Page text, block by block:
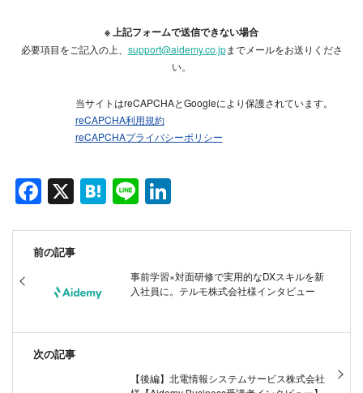
※ 上記フォームで送信できない場合
必要項目をご記入の上、 support@aidemy.co.jpまでメールをお送りくださ
い。
当サイトはreCAPCHAとGoogleにより保護されています。
reCAPCHA利用規約
reCAPCHAプライバシーポリシー
F
a
c
e
b
o
k
X H
at
e
Li
n
e k
e
dI
前の記事
事前学習×対面研修で実用的なDXスキルを新
入社員に。テルモ株式会社様インタビュー
次の記事
【後編】北電情報システムサービス株式会社